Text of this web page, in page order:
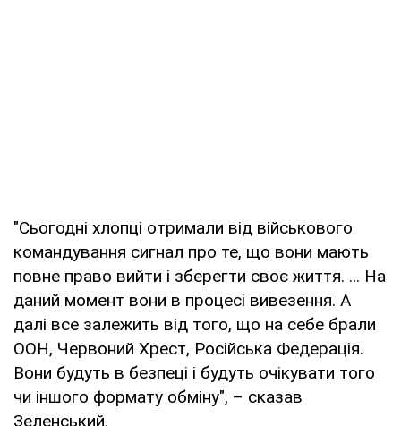
"Сьогодні хлопці отримали від військового
командування сигнал про те, що вони мають
повне право вийти і зберегти своє життя. … На
даний момент вони в процесі вивезення. А
далі все залежить від того, що на себе брали
ООН, Червоний Хрест, Російська Федерація.
Вони будуть в безпеці і будуть очікувати того
чи іншого формату обміну", – сказав
Зеленський.